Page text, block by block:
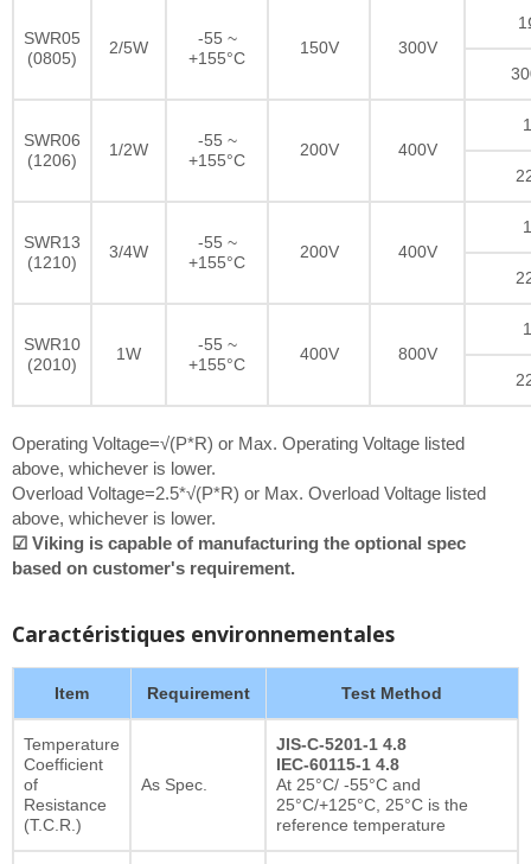
SWR05
(0805)
2/5W
-55 ~
+155°C
150V 300V
SWR06
(1206)
1/2W
-55 ~
+155°C
200V 400V
SWR13
(1210)
3/4W
-55 ~
+155°C
200V 400V
SWR10
(2010)
1W
-55 ~
+155°C
400V 800V
Operating Voltage=√(P*R) or Max. Operating Voltage listed
above, whichever is lower.
Overload Voltage=2.5*√(P*R) or Max. Overload Voltage listed
above, whichever is lower.
☑ Viking is capable of manufacturing the optional spec
based on customer's requirement.
Caractéristiques environnementales
Item Requirement Test Method
Temperature
Coefficient
of
Resistance
(T.C.R.)
As Spec.
JIS-C-5201-1 4.8
IEC-60115-1 4.8
At 25°C/ -55°C and
25°C/+125°C, 25°C is the
reference temperature